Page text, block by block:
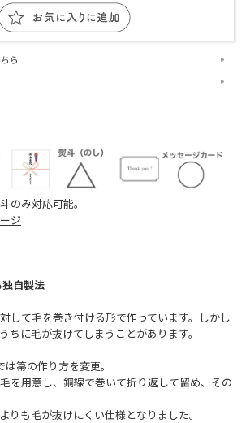
ら
のみ対応可能。
ジ
自製法
して毛を巻き付ける形で作っています。しかし
ちに毛が抜けてしまうことがあります。
箒の作り方を変更。
を用意し、銅線で巻いて折り返して留め、その
りも毛が抜けにくい仕様となりました。